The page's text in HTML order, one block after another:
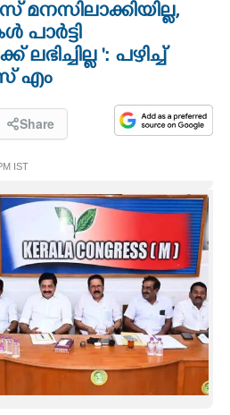
പാർട്ടി
': പഴിച്ച്
എം
Share
IST